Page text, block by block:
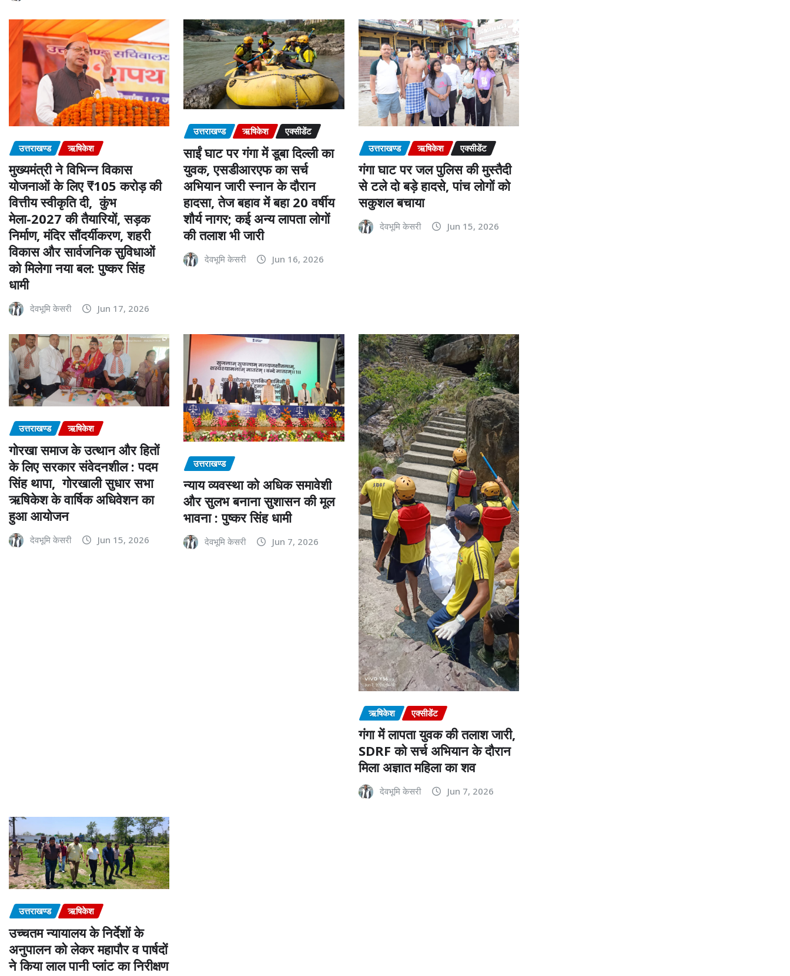
उत्तराखण्ड ऋषिकेश
मुख्यमंत्री ने विभिन्न विकास
योजनाओं के लिए ₹105 करोड़ की
वित्तीय स्वीकृति दी, कुंभ
मेला-2027 की तैयारियों, सड़क
निर्माण, मंदिर सौंदर्यीकरण, शहरी
विकास और सार्वजनिक सुविधाओं
को मिलेगा नया बल: पुष्कर सिंह
धामी
देवभूमि केसरी Jun 17, 2026
उत्तराखण्ड ऋषिकेश एक्सीडेंट
साईं घाट पर गंगा में डूबा दिल्ली का
युवक, एसडीआरएफ का सर्च
अभियान जारी स्नान के दौरान
हादसा, तेज बहाव में बहा 20 वर्षीय
शौर्य नागर; कई अन्य लापता लोगों
की तलाश भी जारी
देवभूमि केसरी Jun 16, 2026
उत्तराखण्ड ऋषिकेश एक्सीडेंट
गंगा घाट पर जल पुलिस की मुस्तैदी
से टले दो बड़े हादसे, पांच लोगों को
सकुशल बचाया
देवभूमि केसरी Jun 15, 2026
उत्तराखण्ड ऋषिकेश
गोरखा समाज के उत्थान और हितों
के लिए सरकार संवेदनशील : पदम
सिंह थापा, गोरखाली सुधार सभा
ऋषिकेश के वार्षिक अधिवेशन का
हुआ आयोजन
देवभूमि केसरी Jun 15, 2026
उत्तराखण्ड
न्याय व्यवस्था को अधिक समावेशी
और सुलभ बनाना सुशासन की मूल
भावना : पुष्कर सिंह धामी
देवभूमि केसरी Jun 7, 2026
ऋषिकेश एक्सीडेंट
गंगा में लापता युवक की तलाश जारी,
SDRF को सर्च अभियान के दौरान
मिला अज्ञात महिला का शव
देवभूमि केसरी Jun 7, 2026
उत्तराखण्ड ऋषिकेश
उच्चतम न्यायालय के निर्देशों के
अनुपालन को लेकर महापौर व पार्षदों
ने किया लाल पानी प्लांट का निरीक्षण